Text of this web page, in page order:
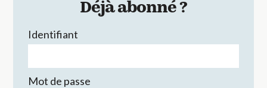
Déjà abonné ?
Identifiant
Mot de passe